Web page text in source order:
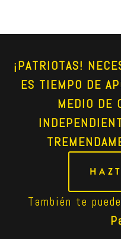
¡PATRIOTAS!
ES TIEMPO DE
MEDIO DE